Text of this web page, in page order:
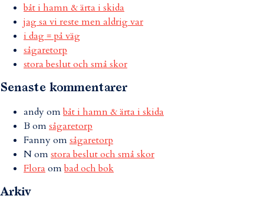
båt i hamn & ärta i skida
jag sa vi reste men aldrig var
i dag = på väg
sågaretorp
stora beslut och små skor
Senaste kommentarer
andyombåt i hamn & ärta i skida
B omsågaretorp
Fannyomsågaretorp
Nomstora beslut och små skor
Flora ombad och bok
Arkiv